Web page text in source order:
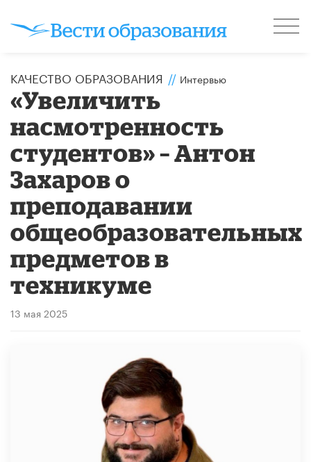
КАЧЕСТВО ОБРАЗОВАНИЯ // Интервью
«Увеличить
насмотренность
студентов» – Антон
Захаров о
преподавании
общеобразовательных
предметов в
техникуме
13 мая 2025